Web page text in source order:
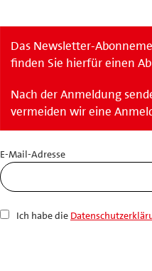
Das Newsletter-
finden Sie hierfür einen
Nach der Anmeldung
vermeiden wir eine
E-Mail-Adresse
Ich habe die